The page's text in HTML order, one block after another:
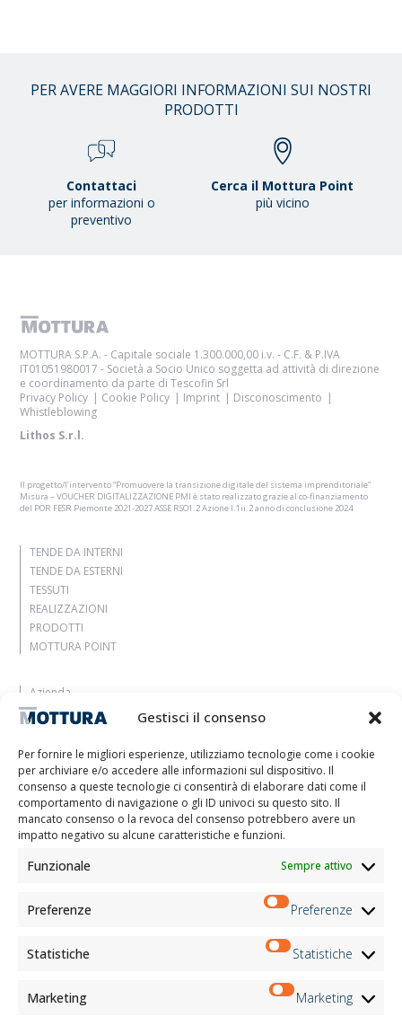
Gestisci il consenso
Per fornire le migliori esperienze, utilizziamo tecnologie come i cookie
per archiviare e/o accedere alle informazioni sul dispositivo. Il
consenso a queste tecnologie ci consentirà di elaborare dati come il
comportamento di navigazione o gli ID univoci su questo sito. Il
mancato consenso o la revoca del consenso potrebbero avere un
impatto negativo su alcune caratteristiche e funzioni.
Funzionale Sempre attivo
Preferenze Preferenze
Statistiche Statistiche
Marketing Marketing
PER AVERE MAGGIORI INFORMAZIONI SUI NOSTRI
PRODOTTI
Contattaci
per informazioni o
preventivo
Cerca il Mottura Point
più vicino
MOTTURA S.P.A. - Capitale sociale 1.300.000,00 i.v. - C.F. & P.IVA
IT01051980017 - Società a Socio Unico soggetta ad attività di direzione
e coordinamento da parte di Tescofin Srl
Privacy Policy
Cookie Policy Imprint
Disconoscimento
Whistleblowing
Lithos S.r.l.
Il progetto/l’intervento “Promuovere la transizione digitale del sistema imprenditoriale”
Misura – VOUCHER DIGITALIZZAZIONE PMI è stato realizzato grazie al co-finanziamento
del POR FESR Piemonte 2021-2027 ASSE RSO1.2 Azione I.1ii.2 anno di conclusione 2024
TENDE DA INTERNI
TENDE DA ESTERNI
TESSUTI
REALIZZAZIONI
PRODOTTI
MOTTURA POINT
Azienda
Lasciati ispirare
Contatti
Lavora con noi
Area Riservata
Certificazioni
M2Net
Child Safety
Informativa Clienti
Informativa Candidati
Informativa Registrati